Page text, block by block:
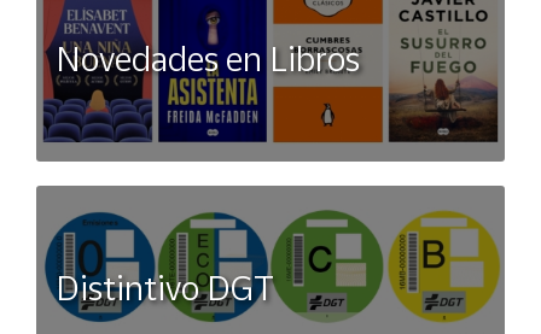
Novedades en Libros
Distintivo DGT